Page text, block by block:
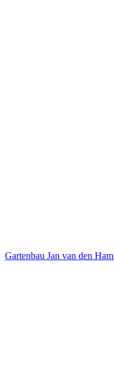
Gartenbau Jan van den Ham